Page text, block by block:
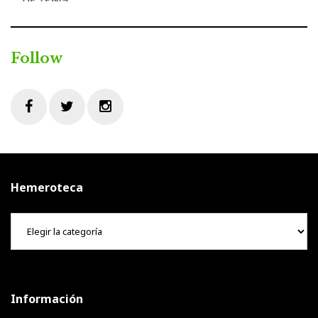
Follow
Hemeroteca
Hemeroteca
Información